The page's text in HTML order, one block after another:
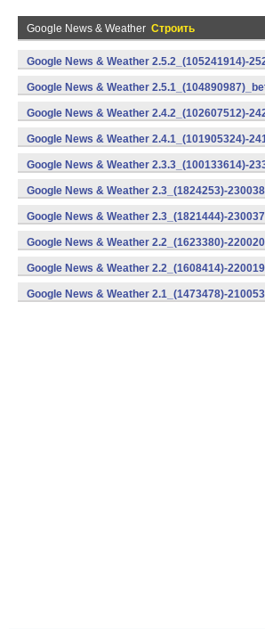
Google News & Weather Строить
Google News & Weather 2.5.2_(105241914)-
Google News & Weather
25100443 (Android)
Google News & Weather 2.4.2_(102607512)-
Google News & Weather 2.4.1_(101905324)-
Google News & Weather 2.3.3_(100133614)-
Google News & Weather 2.3_(1824253)-
Google News & Weather 2.3_(1821444)-
Google News & Weather 2.2_(1623380)-
Google News & Weather 2.2_(1608414)-
Google News & Weather 2.1_(1473478)-